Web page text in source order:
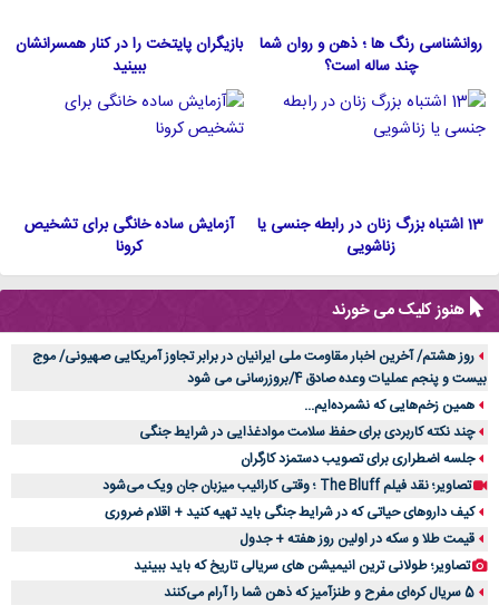
روانشناسی رنگ ها ؛ ذهن و روان شما
چند ساله است؟
بازیگران پایتخت را در کنار همسرانشان
ببینید
13 اشتباه بزرگ زنان در رابطه جنسی یا
زناشویی
آزمایش ساده خانگی برای تشخیص
کرونا
هنوز کلیک می خورند
روز هشتم/ آخرین اخبار مقاومت ملی ایرانیان در برابر تجاوز آمریکایی صهیونی/ موج
بیست و پنجم عملیات وعده صادق 4/بروزرسانی می شود
همین زخم‌هایی که نشمرده‌ایم...
چند نکته کاربردی برای حفظ سلامت موادغذایی در شرایط جنگی
جلسه اضطراری برای تصویب دستمزد کارگران
تصاویر؛ نقد فیلم The Bluff ؛ وقتی کارائیب میزبان جان ویک می‌شود
کیف داروهای حیاتی که در شرایط جنگی باید تهیه کنید + اقلام ضروری
قیمت طلا و سکه در اولین روز هفته + جدول
تصاویر؛ طولانی ترین انیمیشن های سریالی تاریخ که باید ببینید
5 سریال کره‌ای مفرح و طنزآمیز که ذهن شما را آرام می‌کنند